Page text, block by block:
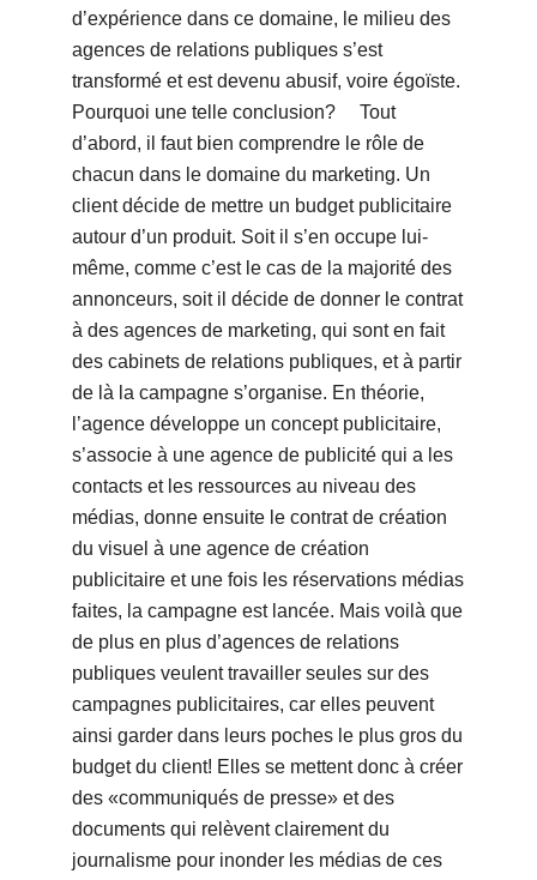
d’expérience dans ce domaine, le milieu des
agences de relations publiques s’est
transformé et est devenu abusif, voire égoïste.
Pourquoi une telle conclusion? Tout
d’abord, il faut bien comprendre le rôle de
chacun dans le domaine du marketing. Un
client décide de mettre un budget publicitaire
autour d’un produit. Soit il s’en occupe lui-
même, comme c’est le cas de la majorité des
annonceurs, soit il décide de donner le contrat
à des agences de marketing, qui sont en fait
des cabinets de relations publiques, et à partir
de là la campagne s’organise. En théorie,
l’agence développe un concept publicitaire,
s’associe à une agence de publicité qui a les
contacts et les ressources au niveau des
médias, donne ensuite le contrat de création
du visuel à une agence de création
publicitaire et une fois les réservations médias
faites, la campagne est lancée. Mais voilà que
de plus en plus d’agences de relations
publiques veulent travailler seules sur des
campagnes publicitaires, car elles peuvent
ainsi garder dans leurs poches le plus gros du
budget du client! Elles se mettent donc à créer
des «communiqués de presse» et des
documents qui relèvent clairement du
journalisme pour inonder les médias de ces